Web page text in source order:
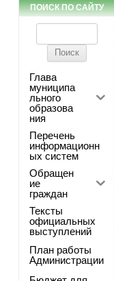
ПОИСК ПО САЙТУ
Глава
муниципа
льного
образова
ния
Перечень
информационн
ых систем
Обращен
ие
граждан
Тексты
официальных
выступлений
План работы
Администрации